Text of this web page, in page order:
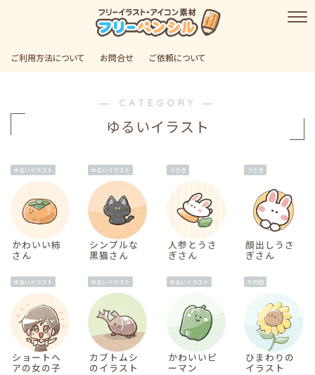
ご利用方法について お問合せ ご依頼について
― CATEGORY ―
ゆるいイラスト
ゆるいイラスト
かわいい柿
さん
ゆるいイラスト
シンプルな
黒猫さん
うさぎ
人参とうさ
ぎさん
うさぎ
顔出しうさ
ぎさん
ゆるいイラスト
ショートヘ
アの女の子
ゆるいイラスト
カブトムシ
のイラスト
ゆるいイラスト
かわいいピ
ーマン
その他
ひまわりの
イラスト